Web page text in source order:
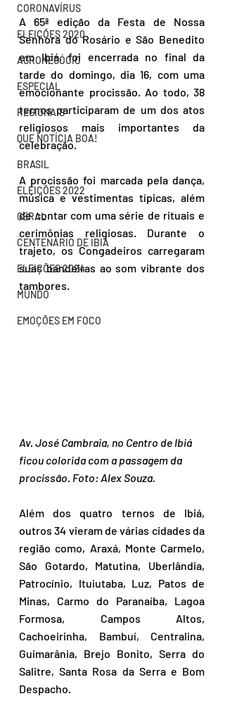
CORONAVÍRUS
ELEIÇÕES 2020
AGRONEGÓCIO
ESPECIAL
REGIONAIS
QUE NOTÍCIA BOA!
BRASIL
ELEIÇÕES 2022
GERAL
CENTENÁRIO DE IBIÁ
ELEIÇÕES 2024
MUNDO
EMOÇÕES EM FOCO
A 65ª edição da Festa de Nossa
Senhora do Rosário e São Benedito
em Ibiá, foi encerrada no final da
tarde do domingo, dia 16, com uma
emocionante procissão. Ao todo, 38
ternos participaram de um dos atos
religiosos mais importantes da
celebração.
A procissão foi marcada pela dança,
música e vestimentas típicas, além
de contar com uma série de rituais e
cerimônias religiosas. Durante o
trajeto, os Congadeiros carregaram
suas bandeiras ao som vibrante dos
tambores.
Av. José Cambraia, no Centro de Ibiá
ficou colorida com a passagem da
procissão. Foto: Alex Souza.
Além dos quatro ternos de Ibiá,
outros 34 vieram de várias cidades da
região como, Araxá, Monte Carmelo,
São Gotardo, Matutina, Uberlândia,
Patrocínio, Ituiutaba, Luz, Patos de
Minas, Carmo do Paranaíba, Lagoa
Formosa, Campos Altos,
Cachoeirinha, Bambuí, Centralina,
Guimarânia, Brejo Bonito, Serra do
Salitre, Santa Rosa da Serra e Bom
Despacho.